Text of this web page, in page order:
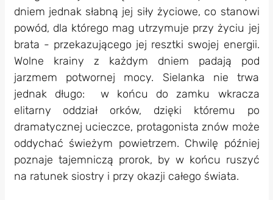
dniem jednak słabną jej siły życiowe, co stanowi
powód, dla którego mag utrzymuje przy życiu jej
brata - przekazującego jej resztki swojej energii.
Wolne krainy z każdym dniem padają pod
jarzmem potwornej mocy. Sielanka nie trwa
jednak długo: w końcu do zamku wkracza
elitarny oddział orków, dzięki któremu po
dramatycznej ucieczce, protagonista znów może
oddychać świeżym powietrzem. Chwilę później
poznaje tajemniczą prorok, by w końcu ruszyć
na ratunek siostry i przy okazji całego świata.